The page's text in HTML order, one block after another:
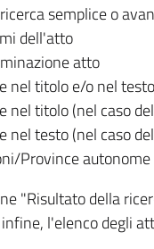
semplice o
dell'atto
atto
nel titolo e/o nel
nel titolo (nel caso
nel testo (nel caso
Province autonome
"Risultato della
l'elenco degli